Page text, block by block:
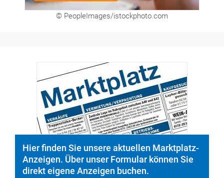
© PeopleImages/istockphoto.com
Hier finden Sie unsere aktuellen Marktplatz-
Anzeigen. Über unser Formular können Sie
direkt eigene Anzeigen buchen.